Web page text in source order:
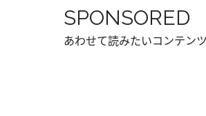
SPONSORED
あわせて読みたいコンテンツ